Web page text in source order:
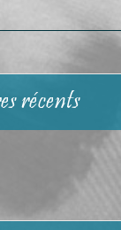
récents